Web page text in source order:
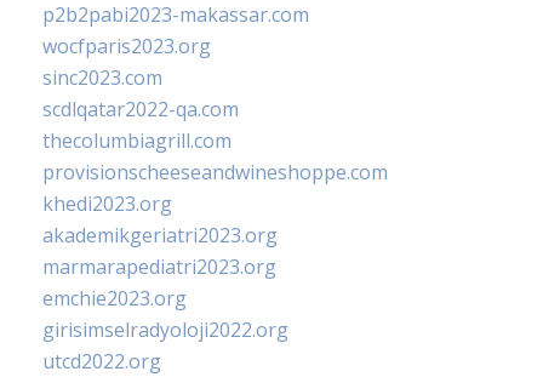
p2b2pabi2023-makassar.com
wocfparis2023.org
sinc2023.com
scdlqatar2022-qa.com
thecolumbiagrill.com
provisionscheeseandwineshoppe.com
khedi2023.org
akademikgeriatri2023.org
marmarapediatri2023.org
emchie2023.org
girisimselradyoloji2022.org
utcd2022.org